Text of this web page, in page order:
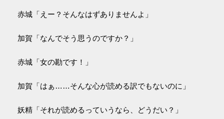
赤城「えー？そんなはずありませんよ」
加賀「なんでそう思うのですか？」
赤城「女の勘です！」
加賀「はぁ……そんな心が読める訳でもないのに」
妖精「それが読めるっていうなら、どうだい？」